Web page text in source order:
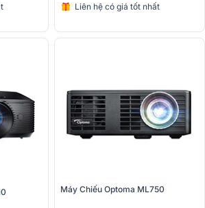
Liên hệ có giá tốt nhất
Máy Chiếu Optoma ML750